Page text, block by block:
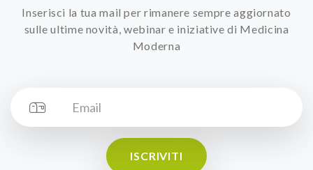
Inserisci la tua mail per rimanere sempre aggiornato
sulle ultime novità, webinar e iniziative di Medicina
Moderna
ISCRIVITI